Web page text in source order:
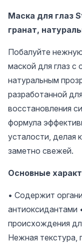
Маска для глаз
гранат,
Побалуйте
маской для глаз с
натуральным
разработанной
восстановления
формула
усталости, делая
заметно свежей.
Основные
• Содержит
антиоксидантами
происхождения
Нежная текстура,